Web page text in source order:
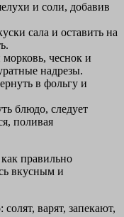
и соли, добавив
сала и оставить на
чеснок и
надрезы.
в фольгу и
блюдо, следует
поливая
правильно
вкусным и
варят, запекают,